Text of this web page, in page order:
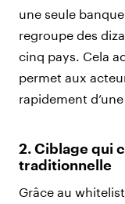
une seule
regroupe des
cinq pays. Cela
permet aux
rapidement
2. Ciblage qui
traditionnelle
Grâce au